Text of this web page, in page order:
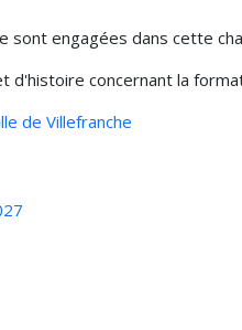
sont engagées dans cette
d'histoire concernant la
de Villefranche